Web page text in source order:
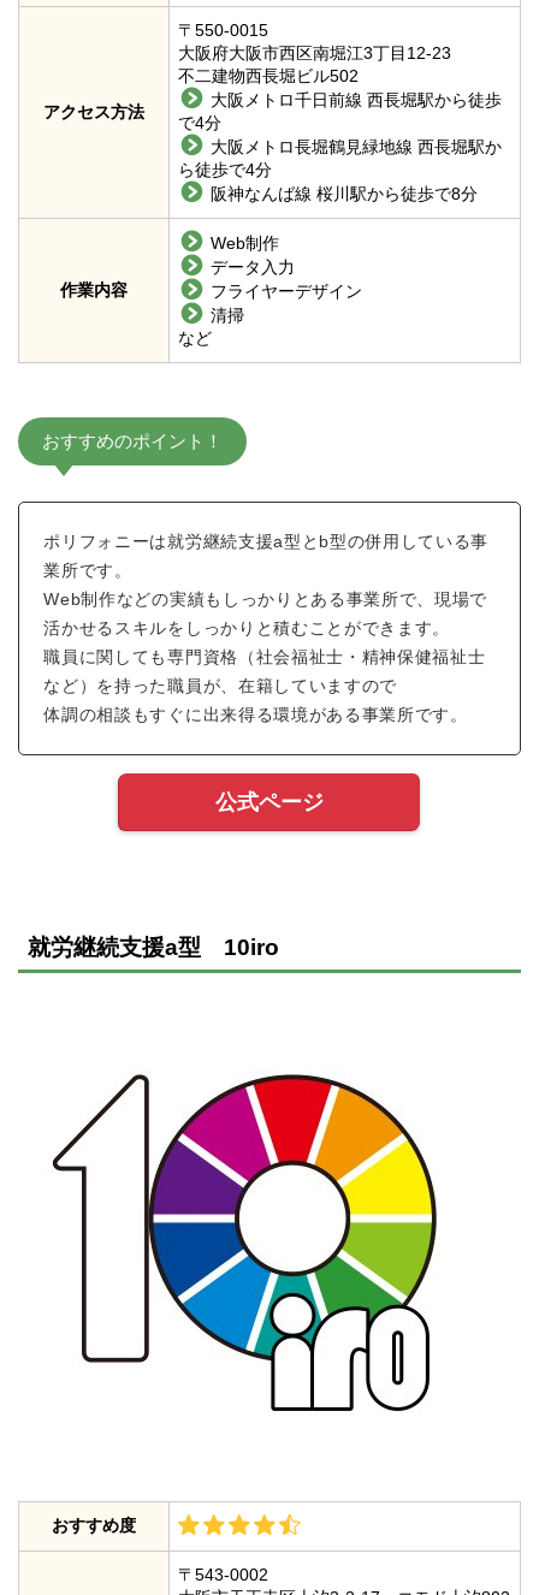
アクセス方法
〒550-0015
大阪府大阪市西区南堀江3丁目12-23
不二建物西長堀ビル502
大阪メトロ千日前線 西長堀駅から徒歩
で4分
大阪メトロ長堀鶴見緑地線 西長堀駅か
ら徒歩で4分
阪神なんば線 桜川駅から徒歩で8分
作業内容
Web制作
データ入力
フライヤーデザイン
清掃
など
おすすめのポイント！
ポリフォニーは就労継続支援a型とb型の併用している事
業所です。
Web制作などの実績もしっかりとある事業所で、現場で
活かせるスキルをしっかりと積むことができます。
職員に関しても専門資格（社会福祉士・精神保健福祉士
など）を持った職員が、在籍していますので
体調の相談もすぐに出来得る環境がある事業所です。
公式ページ
就労継続支援a型 10iro
おすすめ度
〒543-0002